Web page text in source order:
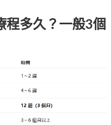
程多久？一般3個